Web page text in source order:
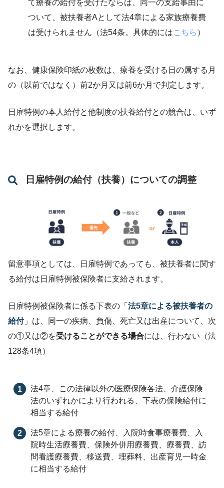
て療養の給付を受けたならば、同一の支給事由に
ついて、被扶養者Aとして法4章による家族療養費
は受けられません（法54条。具体的にはこちら ）
なお、健康保険印紙の枚数は、療養を受ける日の属する月
の（以前ではなく）前2か月又は前6か月で判定します。
日雇特例の本人給付と他制度の扶養給付との競合は、いず
れかを選択します。
日雇特例の給付（扶養）についての調整
留意事項としては、日雇特例であっても、被扶養者に関す
る給付は日雇特例被保険者に支給されます。
日雇特例被保険者に係る下表の「 法5章による被扶養者の
給付」は、同一の疾病、負傷、死亡又は出産について、次
の①又は②を受けることができる場合には、行わない（法
128条4項）
法4章、この法律以外の医療保険各法、介護保険
法のいずれかにより行われる、下表の保険給付に
相当する給付
法5章による療養の給付、入院時食事療養費、入
院時生活療養費、保険外併用療養費、療養費、訪
問看護療養費、移送費、埋葬料、出産育児一時金
に相当する給付